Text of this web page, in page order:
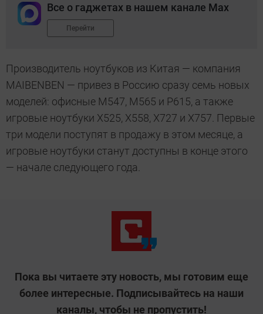
Все о гаджетах в нашем канале Max
Перейти
Производитель ноутбуков из Китая — компания
MAIBENBEN — привез в Россию сразу семь новых
моделей: офисные M547, M565 и P615, а также
игровые ноутбуки X525, X558, X727 и Х757. Первые
три модели поступят в продажу в этом месяце, а
игровые ноутбуки станут доступны в конце этого
— начале следующего года.
Пока вы читаете эту новость, мы готовим еще
более интересные. Подписывайтесь на наши
каналы, чтобы не пропустить!